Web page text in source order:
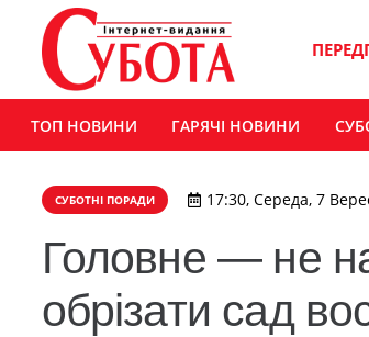
ТОП НОВИНИ ГАРЯЧІ НОВИНИ
СУБОТНІ ПОРАДИ 17:30, Середа, 7
Головне — не
обрізати сад